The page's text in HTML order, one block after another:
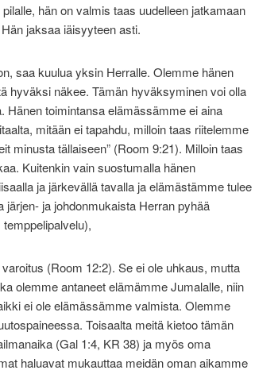
hän on valmis taas uudelleen jatkamaan
jaksaa iäisyyteen asti.
saa kuulua yksin Herralle. Olemme hänen
hyväksi näkee. Tämän hyväksyminen voi olla
Hänen toimintansa elämässämme ei aina
mitään ei tapahdu, milloin taas riitelemme
minusta tällaiseen” (Room 9:21). Milloin taas
Kuitenkin vain suostumalla hänen
ja järkevällä tavalla ja elämästämme tulee
ja johdonmukaista Herran pyhää
(Room 12:2). Se ei ole uhkaus, mutta
olemme antaneet elämämme Jumalalle, niin
ei ole elämässämme valmista. Olemme
Toisaalta meitä kietoo tämän
(Gal 1:4, KR 38) ja myös oma
haluavat mukauttaa meidän oman aikamme